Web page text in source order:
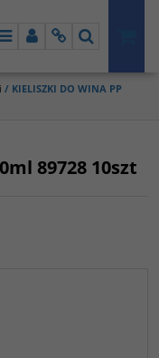
MenuPanelInfoSzukaj
/ KIELISZKI DO WINA PP
89728 10szt